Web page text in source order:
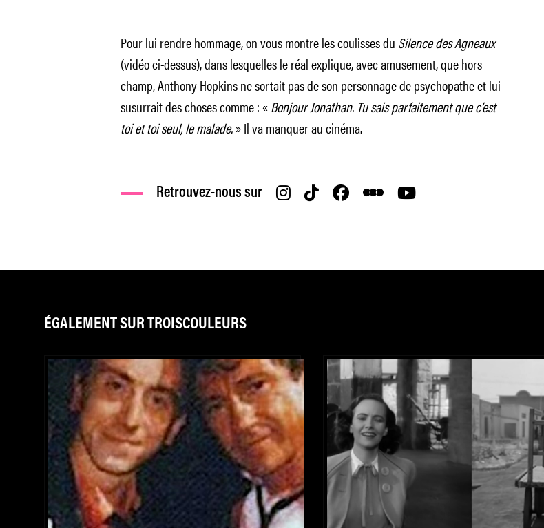
Pour lui rendre hommage, on vous montre les coulisses du Silence des Agneaux
(vidéo ci-dessus), dans lesquelles le réal explique, avec amusement, que hors
champ, Anthony Hopkins ne sortait pas de son personnage de psychopathe et lui
susurrait des choses comme : «Bonjour Jonathan. Tu sais parfaitement que c’est
toi et toi seul, le malade.» Il va manquer au cinéma.
Retrouvez-nous sur
ÉGALEMENT SUR TROISCOULEURS